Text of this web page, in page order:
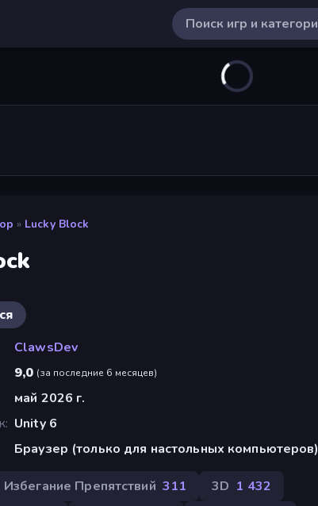
» Lucky Block
ClawsDev
9,0 (за последние 6 месяцев)
май 2026 г.
Unity 6
Браузер (только для настольных компьютеров)
Избегание Препятствий 311 3D 1 432